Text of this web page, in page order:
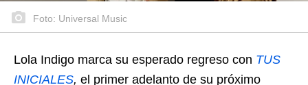
Foto: Universal Music
Lola Indigo marca su esperado regreso con TUS
INICIALES, el primer adelanto de su próximo